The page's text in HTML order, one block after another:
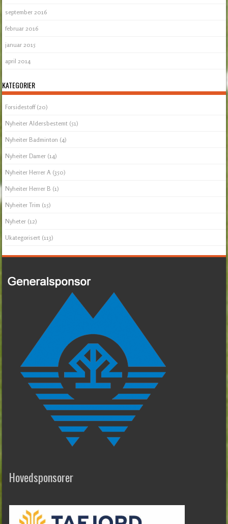
september 2016
februar 2016
januar 2015
april 2014
KATEGORIER
Forsidestoff(20)
Nyheiter Aldersbestemt (51)
Nyheiter Badminton (4)
Nyheiter Damer (14)
Nyheiter Herrer A (350)
Nyheiter Herrer B (1)
Nyheiter Trim (15)
Nyheter (12)
Ukategorisert (113)
Hovedsponsorer